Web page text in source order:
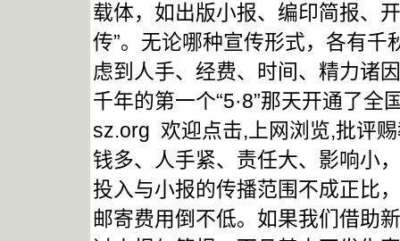
载体，如出版小报、编印简报、
传”。无论哪种宣传形式，各有
虑到人手、经费、时间、精力诸
千年的第一个“5·8”那天开通了
sz.org 欢迎点击,上网浏览,批评
钱多、人手紧、责任大、影响小
投入与小报的传播范围不成正比
邮寄费用倒不低。如果我们借助